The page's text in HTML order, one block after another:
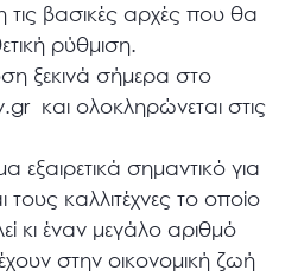
τις βασικές αρχές που θα
ρύθμιση.
ξεκινά σήμερα στο
και ολοκληρώνεται στις
εξαιρετικά σημαντικό για
καλλιτέχνες το οποίο
κι έναν μεγάλο αριθμό
στην οικονομική ζωή